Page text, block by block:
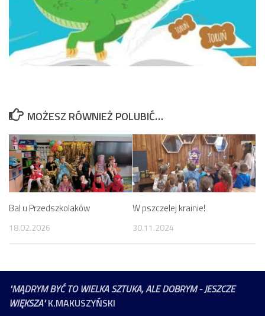
MOŻESZ RÓWNIEŻ POLUBIĆ…
Bal u Przedszkolaków
18.02.2026
W pszczelej krainie!
30.11.2024
"MĄDRYM BYĆ TO WIELKA SZTUKA, ALE DOBRYM - JESZCZE
WIĘKSZA"K.MAKUSZYŃSKI